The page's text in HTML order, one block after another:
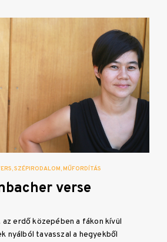
SZÉPIRODALOM MŰFORDÍTÁS
verse
erdő közepében a fákon kívül
nyálból tavasszal a hegyekből